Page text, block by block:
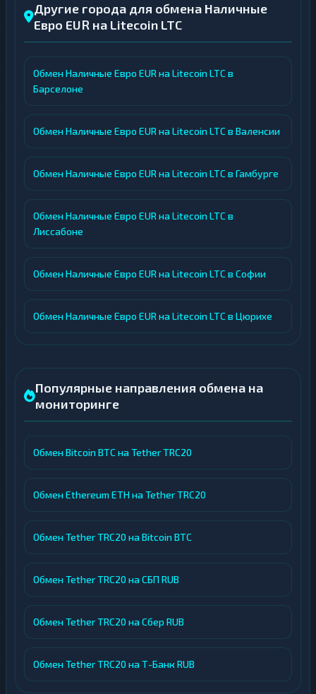
Другие города для обмена Наличные
Евро EUR на Litecoin LTC
Обмен Наличные Евро EUR на Litecoin LTC в
Барселоне
Обмен Наличные Евро EUR на Litecoin LTC в Валенсии
Обмен Наличные Евро EUR на Litecoin LTC в Гамбурге
Обмен Наличные Евро EUR на Litecoin LTC в
Лиссабоне
Обмен Наличные Евро EUR на Litecoin LTC в Софии
Обмен Наличные Евро EUR на Litecoin LTC в Цюрихе
Популярные направления обмена на
мониторинге
Обмен Bitcoin BTC на Tether TRC20
Обмен Ethereum ETH на Tether TRC20
Обмен Tether TRC20 на Bitcoin BTC
Обмен Tether TRC20 на СБП RUB
Обмен Tether TRC20 на Сбер RUB
Обмен Tether TRC20 на Т-Банк RUB